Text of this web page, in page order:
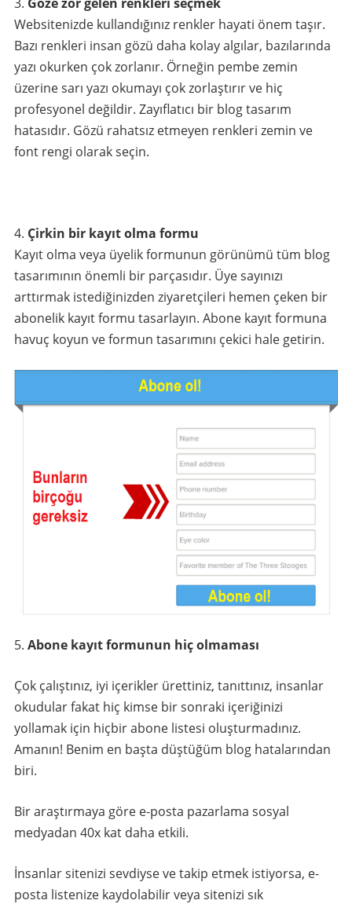
Websitenizde kullandığınız renkler hayati önem taşır.
Bazı renkleri insan gözü daha kolay algılar, bazılarında
yazı okurken çok zorlanır. Örneğin pembe zemin
üzerine sarı yazı okumayı çok zorlaştırır ve hiç
profesyonel değildir. Zayıflatıcı bir blog tasarım
hatasıdır. Gözü rahatsız etmeyen renkleri zemin ve
font rengi olarak seçin.
Çirkin bir kayıt olma formu
Kayıt olma veya üyelik formunun görünümü tüm blog
tasarımının önemli bir parçasıdır. Üye sayınızı
arttırmak istediğinizden ziyaretçileri hemen çeken bir
abonelik kayıt formu tasarlayın. Abone kayıt formuna
havuç koyun ve formun tasarımını çekici hale getirin.
Abone kayıt formunun hiç olmaması
Çok çalıştınız, iyi içerikler ürettiniz, tanıttınız, insanlar
okudular fakat hiç kimse bir sonraki içeriğinizi
yollamak için hiçbir abone listesi oluşturmadınız.
Amanın! Benim en başta düştüğüm blog hatalarından
biri.
Bir araştırmaya göre e-posta pazarlama sosyal
medyadan 40x kat daha etkili.
İnsanlar sitenizi sevdiyse ve takip etmek istiyorsa, e-
posta listenize kaydolabilir veya sitenizi sık